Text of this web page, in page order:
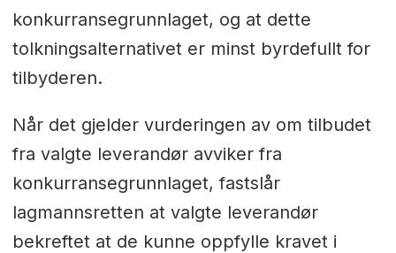
konkurransegrunnlaget, og at dette
tolkningsalternativet er minst byrdefullt for
tilbyderen.
Når det gjelder vurderingen av om tilbudet
fra valgte leverandør avviker fra
konkurransegrunnlaget, fastslår
lagmannsretten at valgte leverandør
bekreftet at de kunne oppfylle kravet i